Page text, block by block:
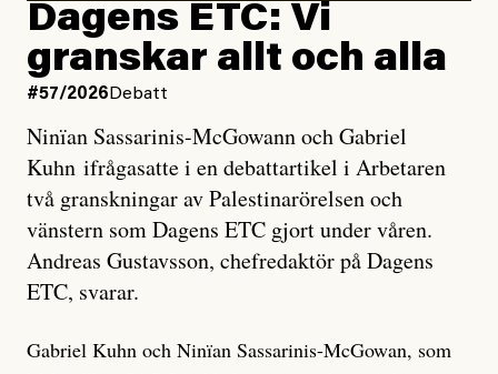
Dagens ETC: Vi
granskar allt och alla
#57/2026 Debatt
Ninïan Sassarinis-McGowann och Gabriel
Kuhn ifrågasatte i en debattartikel i Arbetaren
två granskningar av Palestinarörelsen och
vänstern som Dagens ETC gjort under våren.
Andreas Gustavsson, chefredaktör på Dagens
ETC, svarar.
Gabriel Kuhn och Ninïan Sassarinis-McGowan, som